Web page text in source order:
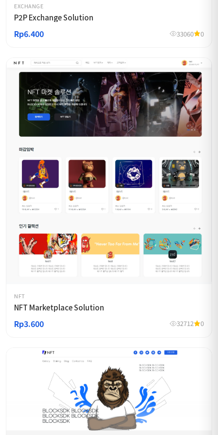
EXCHANGE
P2P Exchange Solution
Rp6.400 33060 0
NFT
NFT Marketplace Solution
Rp3.600 32712 0